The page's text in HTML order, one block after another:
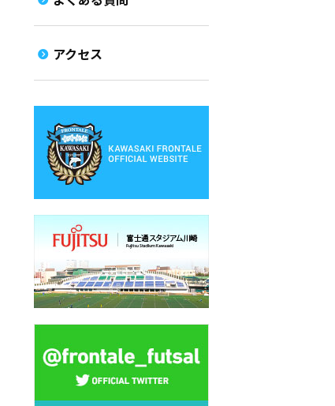
アクセス